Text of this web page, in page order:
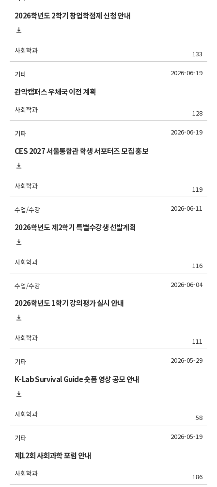
2026학년도 2학기 창업학점제 신청 안내
사회학과 133
기타
관악캠퍼스 우체국 이전 계획
사회학과 128
2026-06-19
기타
CES 2027 서울통합관 학생 서포터즈 모집 홍보
사회학과 119
2026-06-19
수업/수강
2026학년도 제2학기 특별수강생 선발계획
사회학과 116
2026-06-11
수업/수강
2026학년도 1학기 강의평가 실시 안내
사회학과 111
2026-06-04
기타
K-Lab Survival Guide 숏폼 영상 공모 안내
사회학과 58
2026-05-29
기타
제12회 사회과학 포럼 안내
사회학과 186
2026-05-19